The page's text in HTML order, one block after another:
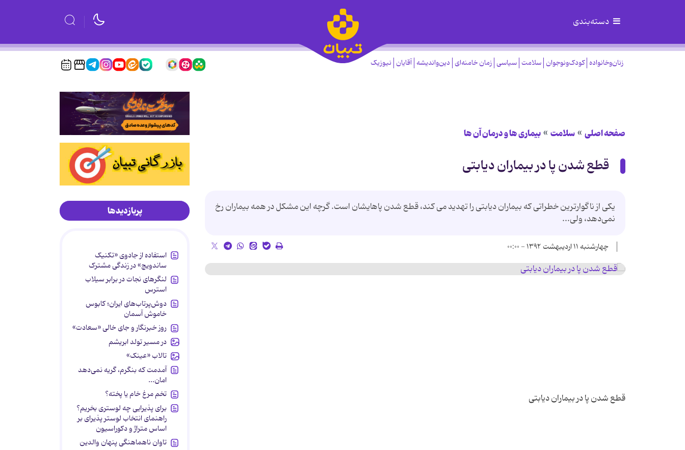
دسته‌بندی
زنان‌وخانواده کودک‌ونوجوان سلامت سیاسی زمان خامنه‌ای دین‌واندیشه آقایان نیوزیک
صفحه اصلی سلامت بیماری ها و درمان آن ها
قطع شدن پا در بیماران دیابتی
یکی از ناگوارترین خطراتی که بیماران دیابتی را تهدید می کند، قطع شدن پاهایشان است. گرچه این مشکل در همه بیماران رخ
نمی‌دهد، ولی...
چهارشنبه ۱۱ اردیبهشت ۱۳۹۲ - ۰۰:۰۰
پربازدیدها
استفاده از جادوی «تکنیک
ساندویچ» در زندگی مشترک
لنگرهای نجات در برابر سیلاب
استرس
دوش‌پرتاب‌های ایران؛ کابوس
خاموش آسمان
روز خبرنگار و جای خالی «سعادت»
در مسیر تولد ابریشم
تالاب «عینک»
آمدمت که بنگرم، گریه نمی‌دهد
امان...
تخم مرغ خام یا پخته؟
برای پذیرایی چه لوستری بخریم؟
راهنمای انتخاب لوستر پذیرای بر
اساس متراژ و دکوراسیون
تاوان ناهماهنگی پنهان والدین